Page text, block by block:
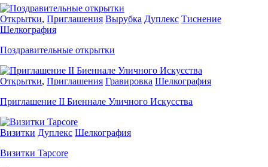
Открытки, Приглашения Вырубка Дуплекс Тиснение
Шелкография
Поздравительные открытки
Открытки, Приглашения Гравировка Шелкография
Приглашение II Биеннале Уличного Искусства
Визитки Дуплекс Шелкография
Визитки Tapcore